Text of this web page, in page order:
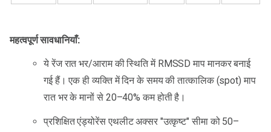
महत्वपूर्ण सावधानियाँ:
ये रेंज रात भर/आराम की स्थिति में RMSSD माप मानकर बनाई
गई हैं। एक ही व्यक्ति में दिन के समय की तात्कालिक (spot) माप
रात भर के मानों से 20–40% कम होती है।
प्रशिक्षित एंड्योरेंस एथलीट अक्सर "उत्कृष्ट" सीमा को 50–